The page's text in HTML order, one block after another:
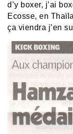
d’y boxer, j’ai
Ecosse, en
ça viendra j’en